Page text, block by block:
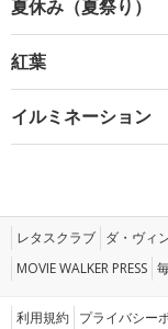
夏休み（夏祭り）
紅葉
イルミネーション
レタスクラブ ダ・ヴィ
MOVIE WALKER PRESS
利用規約 プライバシー